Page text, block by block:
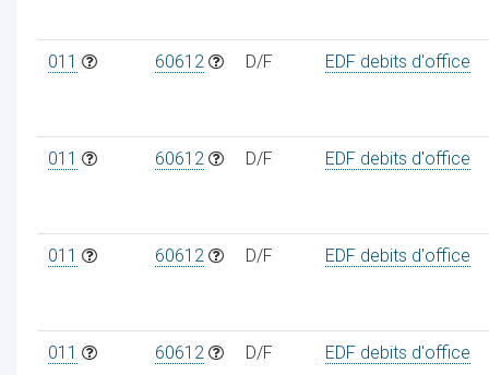
011 60612 D/F EDF debits d'office
011 60612 D/F EDF debits d'office
011 60612 D/F EDF debits d'office
011 60612 D/F EDF debits d'office